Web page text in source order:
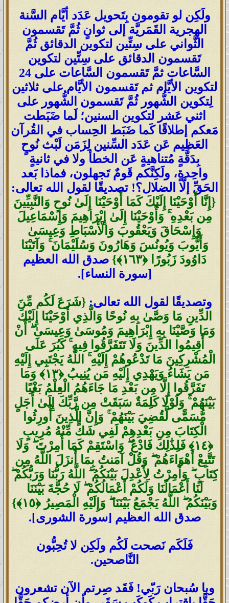
ولَكِن لو تقومون بِتَحويل عَدَد أيَّام السَّنة
الهِجرية القَمَريَّة إلى ثوانٍ ثُمَّ تَقسمون
الثَّواني على سِتِّين لتكوين الدقائق ثُمَّ
تَقسمون الدقائق على سِتِّين لتكوين
السَّاعات ثمَّ تَقسمون السَّاعات على 24
لتكوين الأيَّام ثم تَقسمون الأيَّام على ثلاثين
لِتكوين الشُّهور ثُمَّ تَقسمون الشُّهور على
اثني عَشر لتكوين السنين؛ لَما ضَبَطت
مَعكم إطلاقًا كَما ضَبَط الحِساب في القُرآن
العَظيم عَن عَدَد السِّنين لِزَمَن لَبْث نُوحٍ
بِدَقَّةٍ مُتناهيةٍ عَن الخطأ ولا في ثانيةٍ
واحِدةٍ، ولَكِنَّكم قَومٌ تَجهلون، فماذا بَعد
الحَقِّ إلَّا الضلال؟! تصديقًا لقول الله تعالى:
{إِنَّا أَوْحَيْنَا إِلَيْكَ كَمَا أَوْحَيْنَا إِلَىٰ نُوحٍ وَالنَّبِيِّينَ
مِن بَعْدِهِ ۚ وَأَوْحَيْنَا إِلَىٰ إِبْرَاهِيمَ وَإِسْمَاعِيلَ
وَإِسْحَاقَ وَيَعْقُوبَ وَالْأَسْبَاطِ وَعِيسَىٰ
وَأَيُّوبَ وَيُونُسَ وَهَارُونَ وَسُلَيْمَانَ ۚ وَآتَيْنَا
دَاوُودَ زَبُورًا ‎﴿١٦٣﴾‏}
صدق الله العظيم
[سورة النساء].
وتصديقًا لقول الله تعالى: {شَرَعَ لَكُم مِّنَ
الدِّينِ مَا وَصَّىٰ بِهِ نُوحًا وَالَّذِي أَوْحَيْنَا إِلَيْكَ
وَمَا وَصَّيْنَا بِهِ إِبْرَاهِيمَ وَمُوسَىٰ وَعِيسَىٰ ۖ أَنْ
أَقِيمُوا الدِّينَ وَلَا تَتَفَرَّقُوا فِيهِ ۚ كَبُرَ عَلَى
الْمُشْرِكِينَ مَا تَدْعُوهُمْ إِلَيْهِ ۚ اللَّهُ يَجْتَبِي إِلَيْهِ
مَن يَشَاءُ وَيَهْدِي إِلَيْهِ مَن يُنِيبُ ‎﴿١٣﴾‏ وَمَا
تَفَرَّقُوا إِلَّا مِن بَعْدِ مَا جَاءَهُمُ الْعِلْمُ بَغْيًا
بَيْنَهُمْ ۚ وَلَوْلَا كَلِمَةٌ سَبَقَتْ مِن رَّبِّكَ إِلَىٰ أَجَلٍ
مُّسَمًّى لَّقُضِيَ بَيْنَهُمْ ۚ وَإِنَّ الَّذِينَ أُورِثُوا
الْكِتَابَ مِن بَعْدِهِمْ لَفِي شَكٍّ مِّنْهُ مُرِيبٍ
‎﴿١٤﴾‏ فَلِذَٰلِكَ فَادْعُ ۖ وَاسْتَقِمْ كَمَا أُمِرْتَ ۖ وَلَا
تَتَّبِعْ أَهْوَاءَهُمْ ۖ وَقُلْ آمَنتُ بِمَا أَنزَلَ اللَّهُ مِن
كِتَابٍ ۖ وَأُمِرْتُ لِأَعْدِلَ بَيْنَكُمُ ۖ اللَّهُ رَبُّنَا وَرَبُّكُمْ ۖ
لَنَا أَعْمَالُنَا وَلَكُمْ أَعْمَالُكُمْ ۖ لَا حُجَّةَ بَيْنَنَا
وَبَيْنَكُمُ ۖ اللَّهُ يَجْمَعُ بَيْنَنَا ۖ وَإِلَيْهِ الْمَصِيرُ ‎﴿١٥﴾‏}
صدق الله العظيم [سورة الشورى].
فَلَكَم نَصحت لَكُم ولَكِن لا تُحِبُّون
النَّاصحين.
ويا سُبحان رَبّي! فَقَد صِرتم الآن تشعرون